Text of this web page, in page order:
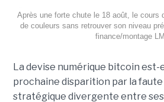
Après une forte chute le 18 août, le cours
de couleurs sans retrouver son niveau
finance/montage
La devise numérique bitcoin est-
prochaine disparition par la faute
stratégique divergente entre